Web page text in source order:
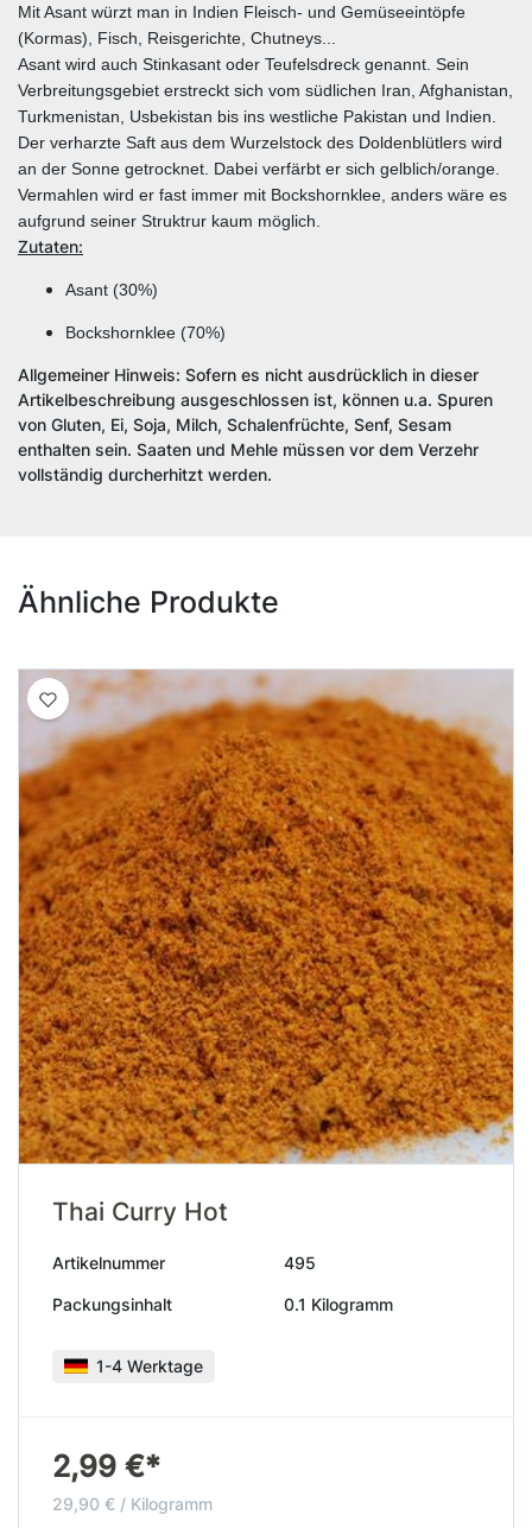
Mit Asant würzt man in Indien Fleisch- und Gemüseeintöpfe
(Kormas), Fisch, Reisgerichte, Chutneys...
Asant wird auch Stinkasant oder Teufelsdreck genannt. Sein
Verbreitungsgebiet erstreckt sich vom südlichen Iran, Afghanistan,
Turkmenistan, Usbekistan bis ins westliche Pakistan und Indien.
Der verharzte Saft aus dem Wurzelstock des Doldenblütlers wird
an der Sonne getrocknet. Dabei verfärbt er sich gelblich/orange.
Vermahlen wird er fast immer mit Bockshornklee, anders wäre es
aufgrund seiner Struktrur kaum möglich.
Zutaten:
Asant (30%)
Bockshornklee (70%)
Allgemeiner Hinweis: Sofern es nicht ausdrücklich in dieser
Artikelbeschreibung ausgeschlossen ist, können u.a. Spuren
von Gluten, Ei, Soja, Milch, Schalenfrüchte, Senf, Sesam
enthalten sein. Saaten und Mehle müssen vor dem Verzehr
vollständig durcherhitzt werden.
Ähnliche Produkte
Thai Curry Hot
Artikelnummer 495
Packungsinhalt 0.1 Kilogramm
1-4 Werktage
2,99 €*
29,90 € / Kilogramm